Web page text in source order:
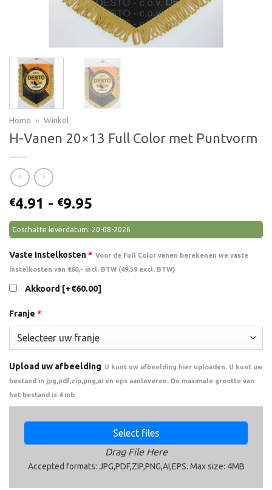
Home » Winkel
H-Vanen 20×13 Full Color met Puntvorm
€4.91 - €9.95
€4.91
tot
Geschatte leverdatum: 20-08-2026
Vaste Instelkosten* Voor de Full Color vanen berekenen we vaste
instelkosten van €60,- incl. BTW (49,59 excl. BTW)
Akkoord [+€60.00]
Franje *
Upload uw afbeelding U kunt uw afbeelding hier uploaden. U kunt uw
bestand in jpg,pdf,zip,png,ai en eps aanleveren. De maximale grootte van
het bestand is 4 mb
Select files
Drag File Here
Accepted formats: JPG,PDF,ZIP,PNG,AI,EPS. Max size: 4MB